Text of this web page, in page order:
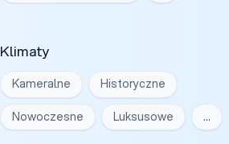
Klimaty
Kameralne Historyczne
Nowoczesne Luksusowe …